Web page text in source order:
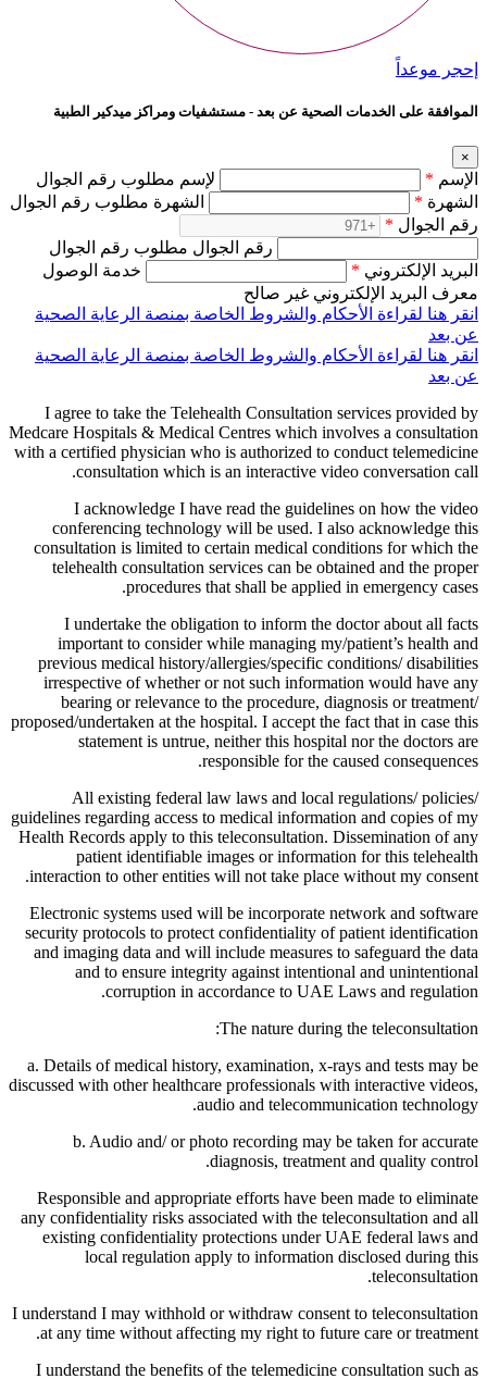
إحجر موعداً
الموافقة على الخدمات الصحية عن بعد - مستشفيات ومراكز ميدكير الطبية
×
الإسم *
لإسم مطلوب رقم الجوال
الشهرة *
الشهرة مطلوب رقم الجوال
رقم الجوال *
رقم الجوال مطلوب رقم الجوال
البريد الإلكتروني *
خدمة الوصول
معرف البريد الإلكتروني غير صالح
انقر هنا لقراءة الأحكام والشروط الخاصة بمنصة الرعاية الصحية
عن بعد
انقر هنا لقراءة الأحكام والشروط الخاصة بمنصة الرعاية الصحية
عن بعد
I agree to take the Telehealth Consultation services provided by
Medcare Hospitals & Medical Centres which involves a consultation
with a certified physician who is authorized to conduct telemedicine
consultation which is an interactive video conversation call.
I acknowledge I have read the guidelines on how the video
conferencing technology will be used. I also acknowledge this
consultation is limited to certain medical conditions for which the
telehealth consultation services can be obtained and the proper
procedures that shall be applied in emergency cases.
I undertake the obligation to inform the doctor about all facts
important to consider while managing my/patient’s health and
previous medical history/allergies/specific conditions/ disabilities
irrespective of whether or not such information would have any
bearing or relevance to the procedure, diagnosis or treatment/
proposed/undertaken at the hospital. I accept the fact that in case this
statement is untrue, neither this hospital nor the doctors are
responsible for the caused consequences.
All existing federal law laws and local regulations/ policies/
guidelines regarding access to medical information and copies of my
Health Records apply to this teleconsultation. Dissemination of any
patient identifiable images or information for this telehealth
interaction to other entities will not take place without my consent.
Electronic systems used will be incorporate network and software
security protocols to protect confidentiality of patient identification
and imaging data and will include measures to safeguard the data
and to ensure integrity against intentional and unintentional
corruption in accordance to UAE Laws and regulation.
The nature during the teleconsultation:
a. Details of medical history, examination, x-rays and tests may be
discussed with other healthcare professionals with interactive videos,
audio and telecommunication technology.
b. Audio and/ or photo recording may be taken for accurate
diagnosis, treatment and quality control.
Responsible and appropriate efforts have been made to eliminate
any confidentiality risks associated with the teleconsultation and all
existing confidentiality protections under UAE federal laws and
local regulation apply to information disclosed during this
teleconsultation.
I understand I may withhold or withdraw consent to teleconsultation
at any time without affecting my right to future care or treatment.
I understand the benefits of the telemedicine consultation such as